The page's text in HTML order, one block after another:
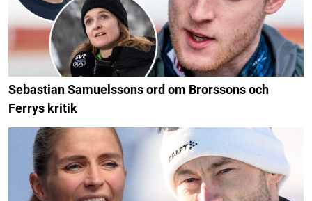
Sebastian Samuelssons ord om Brorssons och
Ferrys kritik